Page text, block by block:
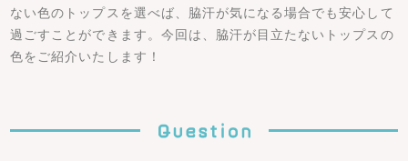
ない色のトップスを選べば、脇汗が気になる場合でも安心して
過ごすことができます。今回は、脇汗が目立たないトップスの
色をご紹介いたします！